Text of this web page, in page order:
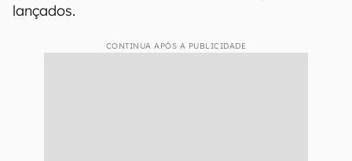
lançados.
CONTINUA APÓS A PUBLICIDADE